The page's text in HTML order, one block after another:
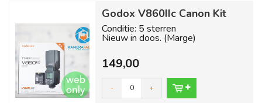
Godox V860IIc Canon Kit
Conditie: 5 sterren
Nieuw in doos. (Marge)
Inclusief 1 jaar garantie en gratis
verzending binnen...
149,00
- +